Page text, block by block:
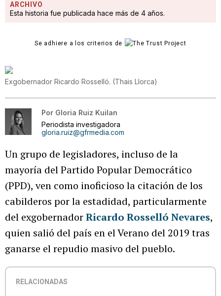
ARCHIVO
Esta historia fue publicada hace más de 4 años.
Se adhiere a los criterios de
Exgobernador Ricardo Rosselló. (Thais Llorca)
Por Gloria Ruiz Kuilan
Periodista investigadora
gloria.ruiz@gfrmedia.com
Un grupo de legisladores, incluso de la
mayoría del Partido Popular Democrático
(PPD), ven como inoficioso la citación de los
cabilderos por la estadidad, particularmente
del exgobernadorRicardo Rosselló Nevares,
quien salió del país en el Verano del 2019 tras
ganarse el repudio masivo del pueblo.
RELACIONADAS